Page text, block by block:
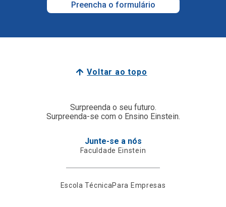
Preencha o formulário
Voltar ao topo
Surpreenda o seu futuro.
Surpreenda-se com o Ensino Einstein.
Junte-se a nós
Faculdade Einstein
Escola TécnicaPara Empresas